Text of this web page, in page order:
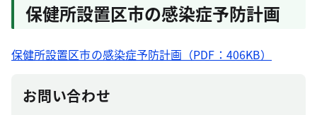
保健所設置区市の感染症予防計画
保健所設置区市の感染症予防計画（PDF：406KB）
お問い合わせ